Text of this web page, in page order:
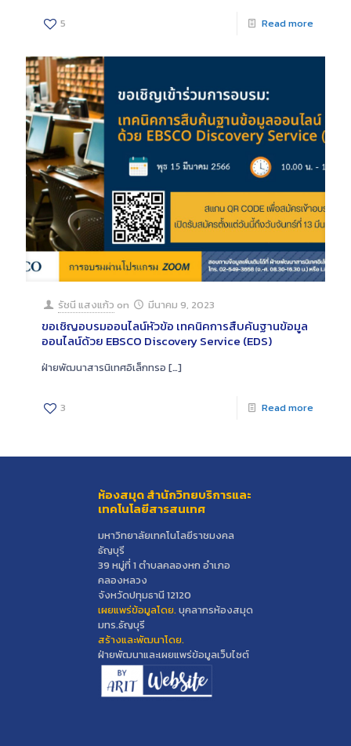
5 Read more
รัชนี แสงแก้ว on มีนาคม 9, 2023
ขอเชิญอบรมออนไลน์หัวข้อ เทคนิคการสืบค้นฐานข้อมูล
ออนไลน์ด้วย EBSCO Discovery Service (EDS)
ฝ่ายพัฒนาสารนิเทศอิเล็กทรอ […]
3 Read more
ห้องสมุด สำนักวิทยบริการและ
เทคโนโลยีสารสนเทศ
มหาวิทยาลัยเทคโนโลยีราชมงคล
ธัญบุรี
39 หมู่ที่ 1 ตำบลคลองหก อำเภอ
คลองหลวง
จังหวัดปทุมธานี 12120
เผยแพร่ข้อมูลโดย.บุคลากรห้องสมุด
มทร.ธัญบุรี
สร้างและพัฒนาโดย.
ฝ่ายพัฒนาและเผยแพร่ข้อมูลเว็บไซต์